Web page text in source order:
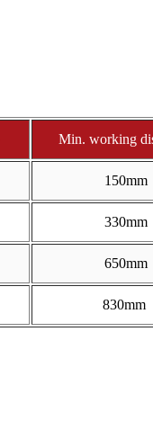
Min. working
150mm
330mm
650mm
830mm